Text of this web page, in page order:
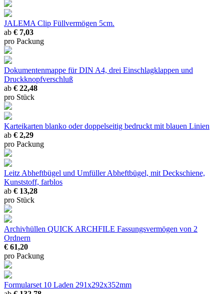
JALEMA Clip Füllvermögen 5cm.
ab € 7,03
pro Packung
Dokumentenmappe für DIN A4, drei Einschlagklappen und
Druckknopfverschluß
ab € 22,48
pro Stück
Karteikarten blanko oder doppelseitig bedruckt mit blauen Linien
ab € 2,29
pro Packung
Leitz Abheftbügel und UmfüllerAbheftbügel, mit Deckschiene,
Kunststoff, farblos
ab € 13,28
pro Stück
Archivhüllen QUICK ARCHFILE Fassungsvermögen von 2
Ordnern
€ 61,20
pro Packung
Formularset 10 Laden 291x292x352mm